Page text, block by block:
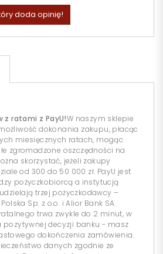
doda opinię!
z ratami z PayU!W naszym sklepie
dokonania zakupu, płacąc
miesięcznych ratach, mogąc
zgromadzone oszczędności na
skorzystać, jeżeli zakupy
od 300 do 50 000 zł. PayU jest
pożyczkobiorcą a instytucją
trzej pożyczkodawcy –
Sp. z o.o. i Alior Bank SA.
trwa zwykle do 2 minut, w
pozytywnej decyzji banku - masz
dokończenia zamówienia.
danych zgodnie ze